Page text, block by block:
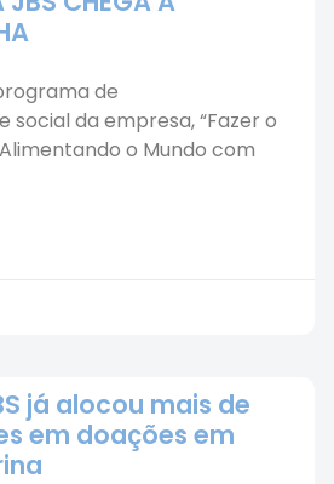
de
social da empresa, “Fazer o
o Mundo com
já alocou mais de
em doações em